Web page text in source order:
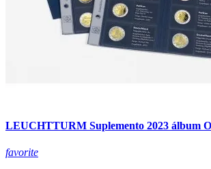
LEUCHTTURM Suplemento 2023 álbum
favorite